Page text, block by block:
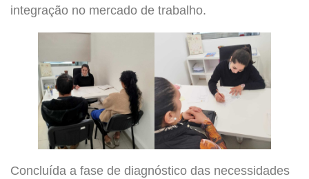
integração no mercado de trabalho.
Concluída a fase de diagnóstico das necessidades